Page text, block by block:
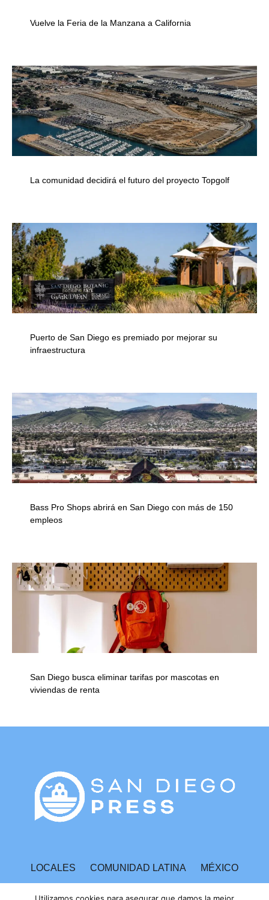
Vuelve la Feria de la Manzana a California
La comunidad decidirá el futuro del proyecto Topgolf
Puerto de San Diego es premiado por mejorar su
infraestructura
Bass Pro Shops abrirá en San Diego con más de 150
empleos
San Diego busca eliminar tarifas por mascotas en
viviendas de renta
LOCALES COMUNIDAD LATINA MÉXICO
ESPECTÁCULOS TECNOLOGÍA ECONOMÍA